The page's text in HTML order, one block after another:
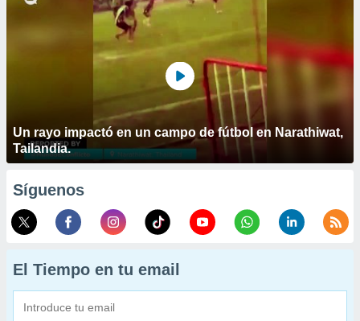
Un rayo impactó en un campo de fútbol en Narathiwat,
Tailandia.
Síguenos
El Tiempo en tu email